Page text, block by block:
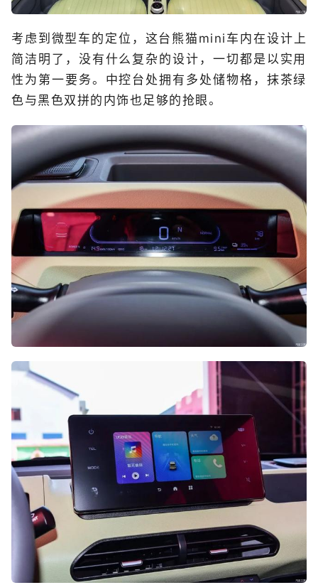
考虑到微型车的定位，这台熊猫mini车内在设计上
简洁明了，没有什么复杂的设计，一切都是以实用
性为第一要务。中控台处拥有多处储物格，抹茶绿
色与黑色双拼的内饰也足够的抢眼。